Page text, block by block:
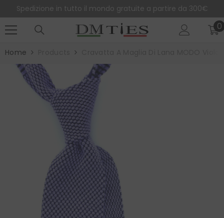
Spedizione in tutto il mondo gratuite a partire da 300€
00
Home